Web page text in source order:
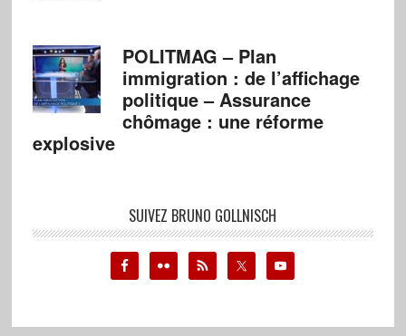
POLITMAG – Plan
immigration : de l’affichage
politique – Assurance
chômage : une réforme
explosive
SUIVEZ BRUNO GOLLNISCH